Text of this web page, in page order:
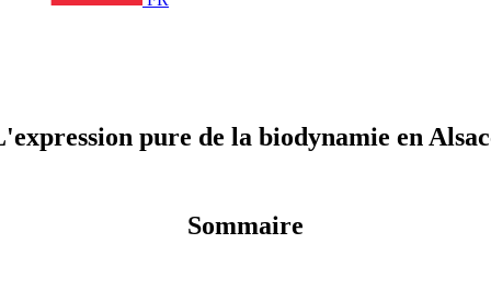
pu​re de la biodynamie en
Sommaire